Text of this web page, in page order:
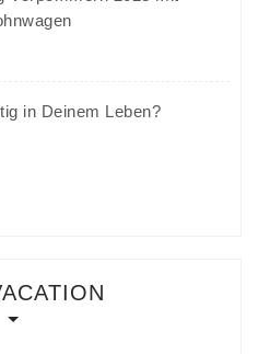
in Deinem Leben?